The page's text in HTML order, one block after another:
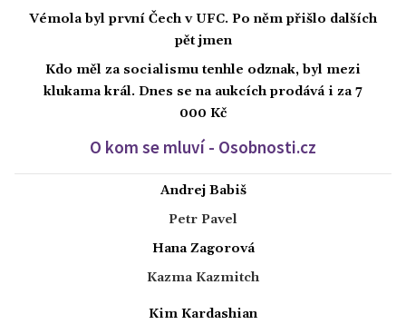
Vémola byl první Čech v UFC. Po něm přišlo dalších
pět jmen
Kdo měl za socialismu tenhle odznak, byl mezi
klukama král. Dnes se na aukcích prodává i za 7
000 Kč
O kom se mluví - Osobnosti.cz
Andrej Babiš
Petr Pavel
Hana Zagorová
Kazma Kazmitch
Kim Kardashian